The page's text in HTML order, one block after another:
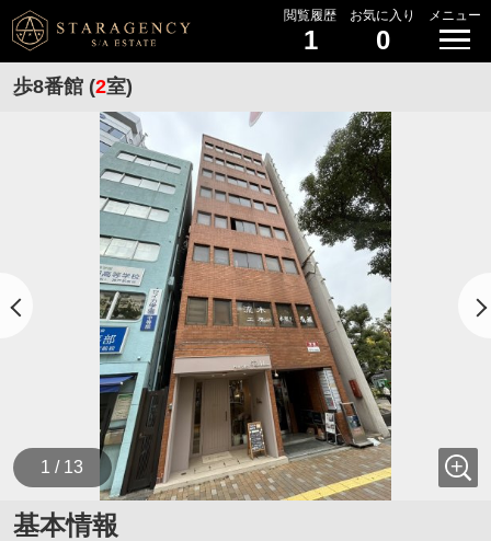
閲覧履歴
1
お気に入り
0
メニュー
歩8番館 (2室)
1 / 13
基本情報